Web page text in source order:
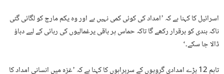
اسرائیل کا کہنا ہے کہ ’امداد کی کوئی کمی نہیں ہے اور وہ یکم مارچ کو لگائی گئی
ناکہ بندی کو برقرار رکھے گا تاکہ حماس پر باقی یرغمالیوں کی رہائی کے لیے دباؤ
ڈالا جا سکے۔‘
تاہم 12 بڑے امدادی گروپوں کے سربراہوں کا کہنا ہے کہ ’غزہ میں انسانی امداد کا